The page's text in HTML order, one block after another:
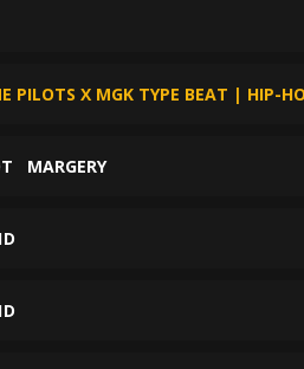
PILOTS X MGK TYPE BEAT | HIP-
MARGERY